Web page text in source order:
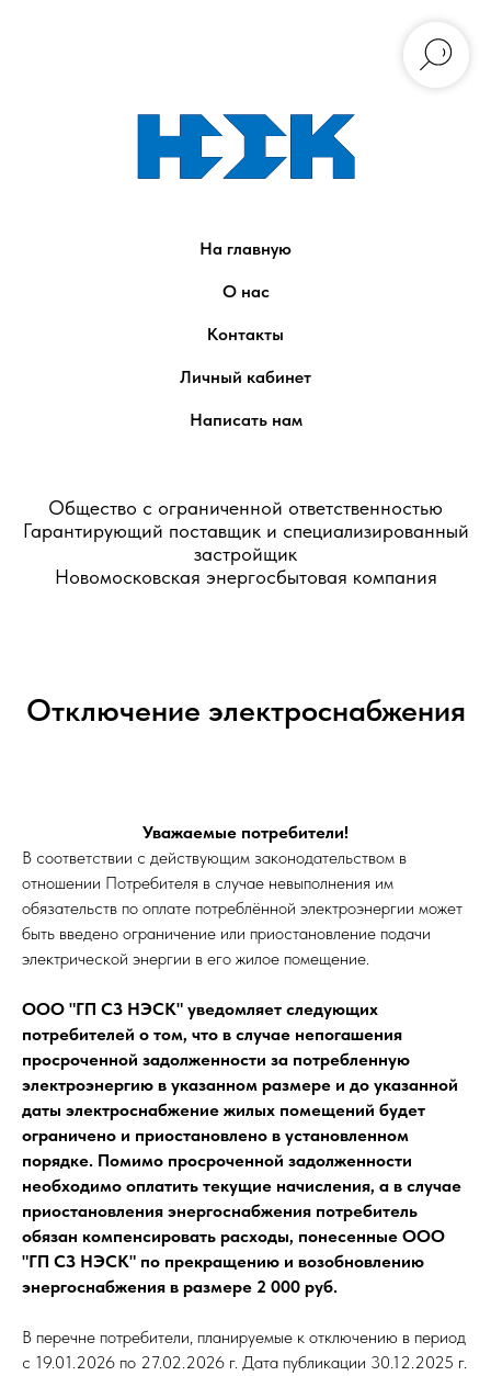
На главную
О нас
Контакты
Личный кабинет
Написать нам
Общество с ограниченной ответственностью
Гарантирующий поставщик и специализированный
застройщик
Новомосковская энергосбытовая компания
Отключение электроснабжения
Уважаемые потребители!
В соответствии с действующим законодательством в
отношении Потребителя в случае невыполнения им
обязательств по оплате потреблённой электроэнергии может
быть введено ограничение или приостановление подачи
электрической энергии в его жилое помещение.
ООО "ГП СЗ НЭСК" уведомляет следующих
потребителей о том, что в случае непогашения
просроченной задолженности за потребленную
электроэнергию в указанном размере и до указанной
даты электроснабжение жилых помещений будет
ограничено и приостановлено в установленном
порядке. Помимо просроченной задолженности
необходимо оплатить текущие начисления, а в случае
приостановления энергоснабжения потребитель
обязан компенсировать расходы, понесенные ООО
"ГП СЗ НЭСК" по прекращению и возобновлению
энергоснабжения в размере 2 000 руб.
В перечне потребители, планируемые к отключению в период
с 19.01.2026 по 27.02.2026 г. Дата публикации 30.12.2025 г.